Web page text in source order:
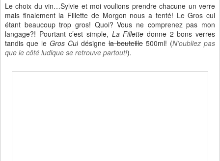
Le choix du vin…Sylvie et moi voulions prendre chacune un verre
mais finalement la Fillette de Morgon nous a tenté! Le Gros cul
étant beaucoup trop gros! Quoi? Vous ne comprenez pas mon
langage?! Pourtant c’est simple, La Fillette donne 2 bons verres
tandis que le Gros Cul désigne la bouteille 500ml! (N’oubliez pas
que le côté ludique se retrouve partout!).